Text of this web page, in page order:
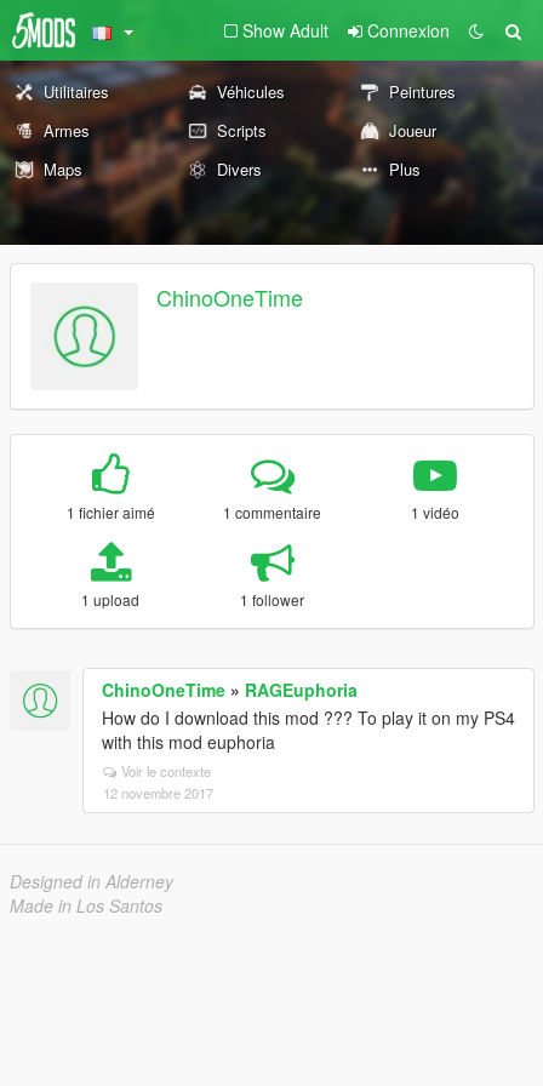
Show Adult Connexion
Utilitaires Véhicules
Peintures
Armes
Scripts
Joueur
Maps
Divers Plus
ChinoOneTime
1 fichier aimé 1 commentaire 1 vidéo
1 upload 1 follower
ChinoOneTime » RAGEuphoria
How do I download this mod ??? To play it on my PS4
with this mod euphoria
Voir le contexte
12 novembre 2017
Designed in Alderney
Made in Los Santos